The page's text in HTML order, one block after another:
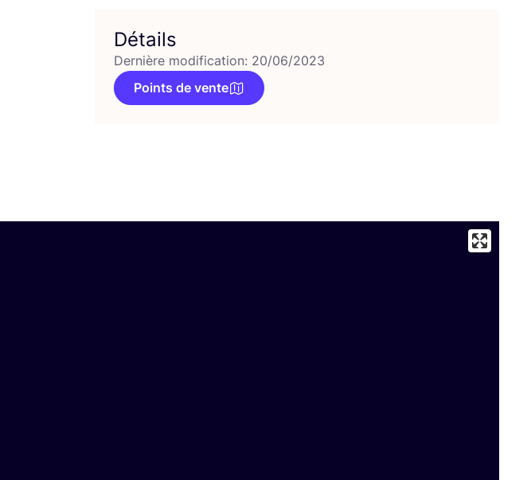
Détails
Dernière modification: 20/06/2023
Points de vente